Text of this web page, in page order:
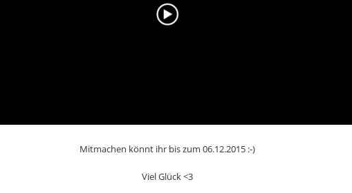
Mitmachen könnt ihr bis zum 06.12.2015 :-)
Viel Glück <3